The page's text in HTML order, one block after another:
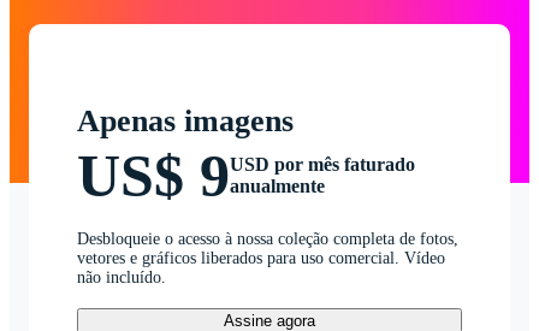
Apenas imagens
US$ 9USD por mês faturado
anualmente
Desbloqueie o acesso à nossa coleção completa de fotos,
vetores e gráficos liberados para uso comercial. Vídeo
não incluído.
Assine agora